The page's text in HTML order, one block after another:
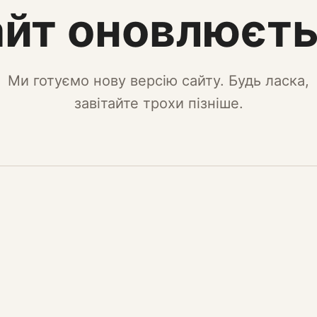
Ми готуємо нову версію сайту. Будь ласка,
завітайте трохи пізніше.